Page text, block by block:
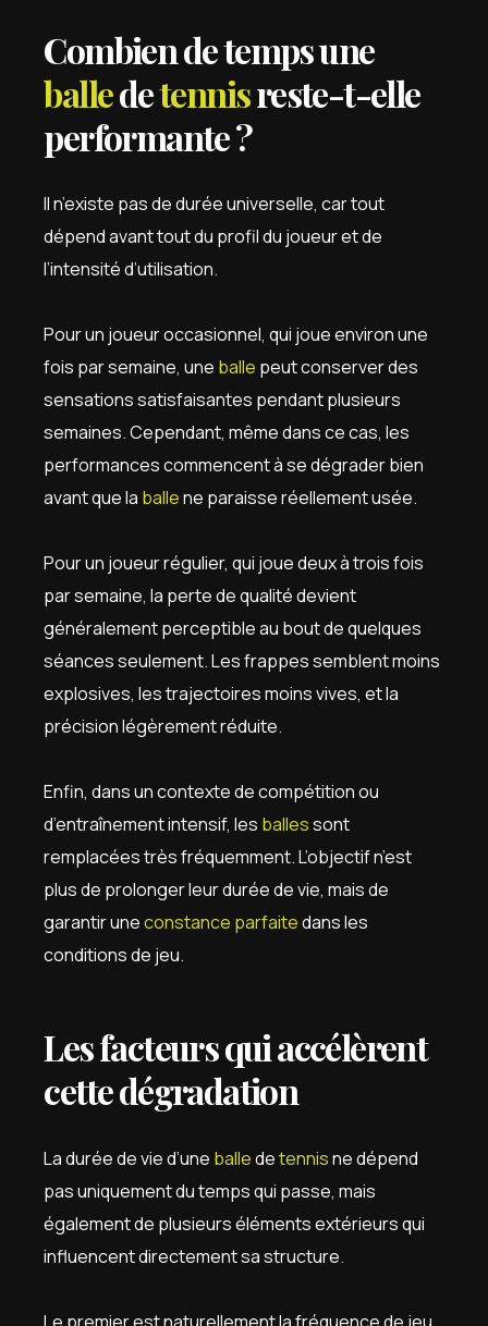
Combien de temps une
balledetennisreste-t-elle
performante ?
Il n’existe pas de durée universelle, car tout
dépend avant tout du profil du joueur et de
l’intensité d’utilisation.
Pour un joueur occasionnel, qui joue environ une
fois par semaine, une balle peut conserver des
sensations satisfaisantes pendant plusieurs
semaines. Cependant, même dans ce cas, les
performances commencent à se dégrader bien
avant que la ballene paraisse réellement usée.
Pour un joueur régulier, qui joue deux à trois fois
par semaine, la perte de qualité devient
généralement perceptible au bout de quelques
séances seulement. Les frappes semblent moins
explosives, les trajectoires moins vives, et la
précision légèrement réduite.
Enfin, dans un contexte de compétition ou
d’entraînement intensif, les ballessont
remplacées très fréquemment. L’objectif n’est
plus de prolonger leur durée de vie, mais de
garantir uneconstance parfaitedans les
conditions de jeu.
Les facteurs qui accélèrent
cette dégradation
La durée de vie d’une balledetennisne dépend
pas uniquement du temps qui passe, mais
également de plusieurs éléments extérieurs qui
influencent directement sa structure.